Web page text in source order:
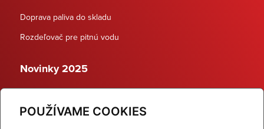
POUŽÍVAME COOKIES
Doprava paliva do skladu
Rozdeľovač pre pitnú vodu
Novinky 2025
Dynamické termostatické ventily